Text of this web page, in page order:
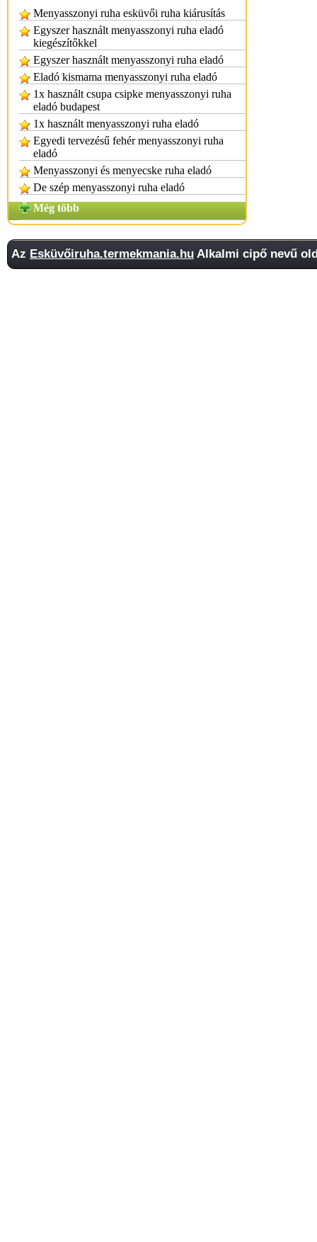
Menyasszonyi ruha esküvői ruha kiárusítás
Egyszer használt menyasszonyi ruha eladó
kiegészítőkkel
Egyszer használt menyasszonyi ruha eladó
Eladó kismama menyasszonyi ruha eladó
1x használt csupa csipke menyasszonyi ruha
eladó budapest
1x használt menyasszonyi ruha eladó
Egyedi tervezésű fehér menyasszonyi ruha
eladó
Menyasszonyi és menyecske ruha eladó
De szép menyasszonyi ruha eladó
Még több
Az Esküvőiruha.termekmania.hu Alkalmi cipő nevű